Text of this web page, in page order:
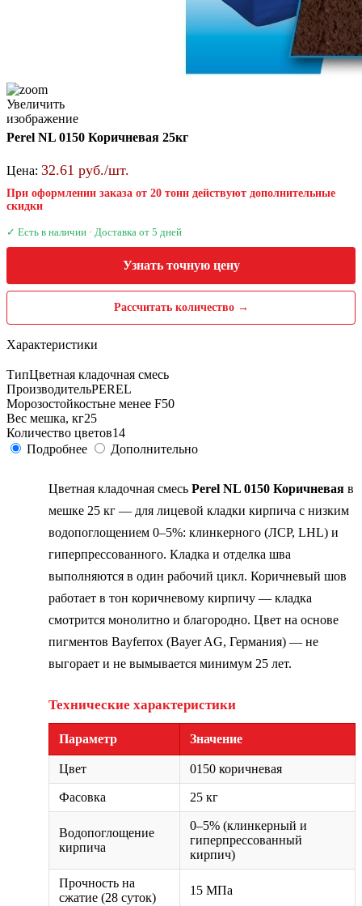
Увеличить
изображение
Perel NL 0150 Коричневая 25кг
Цена: 32.61 руб./шт.
При оформлении заказа от 20 тонн действуют дополнительные
скидки
✓ Есть в наличии · Доставка от 5 дней
Узнать точную цену
Рассчитать количество →
Характеристики
ТипЦветная кладочная смесь
ПроизводительPEREL
Морозостойкостьне менее F50
Вес мешка, кг25
Количество цветов14
Подробнее
Дополнительно
Цветная кладочная смесь Perel NL 0150 Коричневая в
мешке 25 кг — для лицевой кладки кирпича с низким
водопоглощением 0–5%: клинкерного (ЛСР, LHL) и
гиперпрессованного. Кладка и отделка шва
выполняются в один рабочий цикл. Коричневый шов
работает в тон коричневому кирпичу — кладка
смотрится монолитно и благородно. Цвет на основе
пигментов Bayferrox (Bayer AG, Германия) — не
выгорает и не вымывается минимум 25 лет.
Технические характеристики
Параметр Значение
Цвет 0150 коричневая
Фасовка 25 кг
Водопоглощение
кирпича
0–5% (клинкерный и
гиперпрессованный
кирпич)
Прочность на
сжатие (28 суток)
15 МПа